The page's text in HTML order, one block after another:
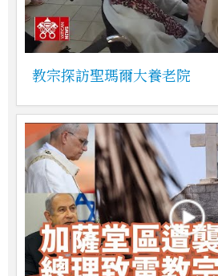
教宗探訪聖瑪爾大養老院